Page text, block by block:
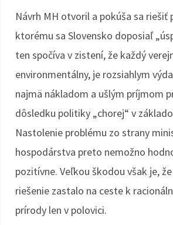
Návrh MH otvoril a pokúša sa riešiť
ktorému sa Slovensko doposiaľ
ten spočíva v zistení, že každý
environmentálny, je rozsiahlym
najmä nákladom a ušlým príjmom
dôsledku politiky „chorej“ v
Nastolenie problému zo strany
hospodárstva preto nemožno
pozitívne. Veľkou škodou však je,
riešenie zastalo na ceste k
prírody len v polovici.